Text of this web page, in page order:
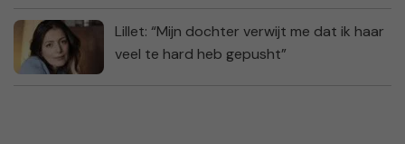
Lillet: “Mijn dochter verwijt me dat ik haar
veel te hard heb gepusht”